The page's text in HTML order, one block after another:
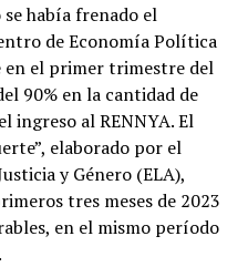
había frenado el
de Economía Política
en el primer trimestre del
90% en la cantidad de
ingreso al RENNYA. El
elaborado por el
y Género (ELA),
tres meses de 2023
en el mismo período